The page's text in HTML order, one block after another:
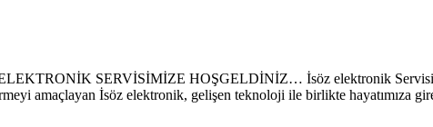
SERVİSİMİZE HOŞGELDİNİZ… İsöz elektronik Servisi adı
amaçlayan İsöz elektronik, gelişen teknoloji ile birlikte hayatımıza